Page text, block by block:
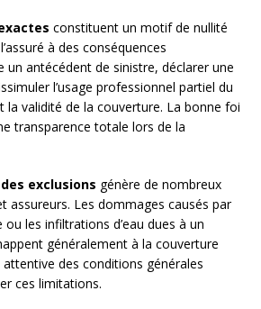
constituent un motif de nullité
à des conséquences
un antécédent de sinistre, déclarer une
l’usage professionnel partiel du
validité de la couverture. La bonne foi
transparence totale lors de la
exclusions génère de nombreux
assureurs. Les dommages causés par
ou les infiltrations d’eau dues à un
généralement à la couverture
des conditions générales
ces limitations.